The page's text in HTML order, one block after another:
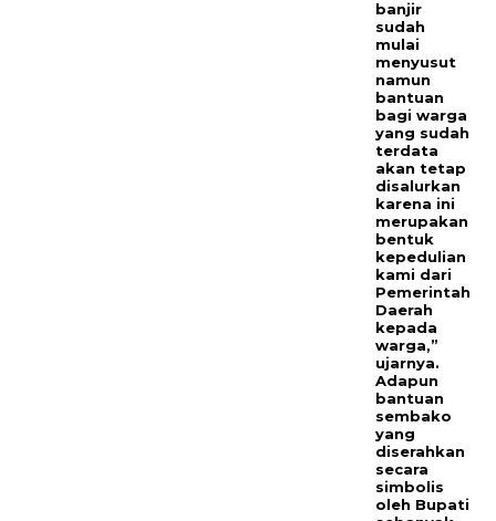
banjir
sudah
mulai
menyusut
namun
bantuan
bagi warga
yang sudah
terdata
akan tetap
disalurkan
karena ini
merupakan
bentuk
kepedulian
kami dari
Pemerintah
Daerah
kepada
warga,”
ujarnya.
Adapun
bantuan
sembako
yang
diserahkan
secara
simbolis
oleh Bupati